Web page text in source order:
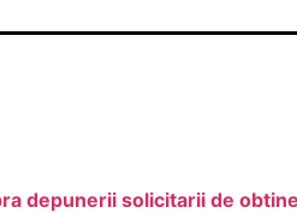
depunerii solicitarii de